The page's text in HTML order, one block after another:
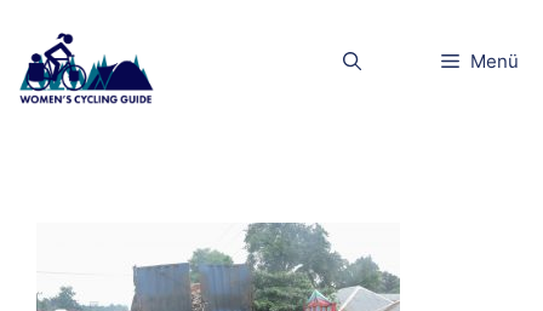
Inhalt
springen
Menü
dscn5098klei